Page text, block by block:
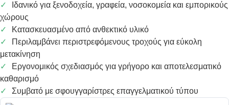
Ιδανικό για ξενοδοχεία, γραφεία, νοσοκομεία και εμπορικούς
χώρους
Κατασκευασμένο από ανθεκτικό υλικό
Περιλαμβάνει περιστρεφόμενους τροχούς για εύκολη
μετακίνηση
Εργονομικός σχεδιασμός για γρήγορο και αποτελεσματικό
καθαρισμό
Συμβατό με σφουγγαρίστρες επαγγελματικού τύπου